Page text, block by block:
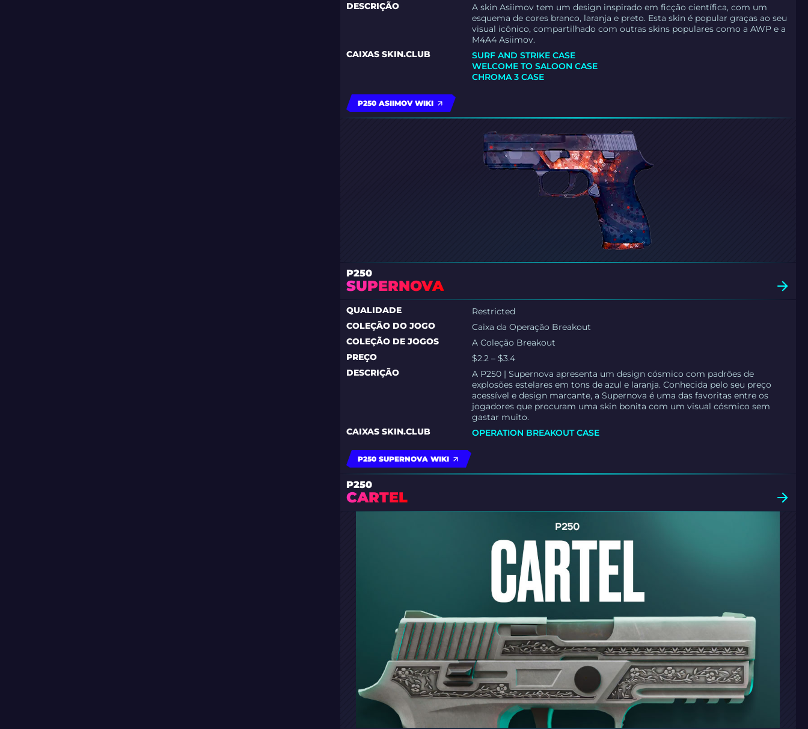
DESCRIÇÃO
A skin Asiimov tem um design inspirado em ficção científica, com um
esquema de cores branco, laranja e preto. Esta skin é popular graças ao seu
visual icônico, compartilhado com outras skins populares como a AWP e a
M4A4 Asiimov.
CAIXAS SKIN.CLUB
SURF AND STRIKE CASE
WELCOME TO SALOON CASE
CHROMA 3 CASE
P250 ASIIMOV WIKI
P250
SUPERNOVA
QUALIDADE
Restricted
COLEÇÃO DO JOGO
Caixa da Operação Breakout
COLEÇÃO DE JOGOS
A Coleção Breakout
PREÇO
$2.2 – $3.4
DESCRIÇÃO
A P250 | Supernova apresenta um design cósmico com padrões de
explosões estelares em tons de azul e laranja. Conhecida pelo seu preço
acessível e design marcante, a Supernova é uma das favoritas entre os
jogadores que procuram uma skin bonita com um visual cósmico sem
gastar muito.
CAIXAS SKIN.CLUB
OPERATION BREAKOUT CASE
P250 SUPERNOVA WIKI
P250
CARTEL